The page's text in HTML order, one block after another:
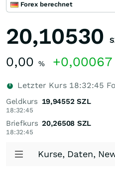
Forex berechnet
20,10530
0,00 % +0,00067
Letzter Kurs 18:32:45
Geldkurs
18:32:45
19,94552 SZL
Briefkurs
18:32:45
20,26508 SZL
Kurse, Daten,